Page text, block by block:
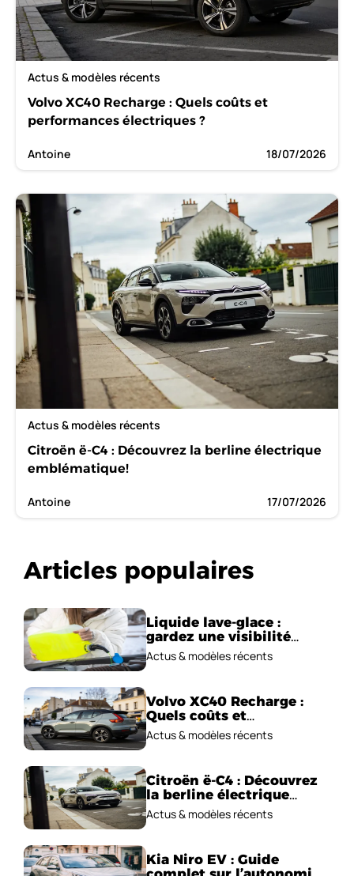
Actus & modèles récents
Volvo XC40 Recharge : Quels coûts et
performances électriques ?
Antoine 18/07/2026
Actus & modèles récents
Citroën ë-C4 : Découvrez la berline électrique
emblématique!
Antoine 17/07/2026
Articles populaires
Liquide lave-glace :
gardez une visibilité
parfaite en voiture
Actus & modèles récents
Volvo XC40 Recharge :
Quels coûts et
performances
électriques ?
Actus & modèles récents
Citroën ë-C4 : Découvrez
la berline électrique
emblématique!
Actus & modèles récents
Kia Niro EV : Guide